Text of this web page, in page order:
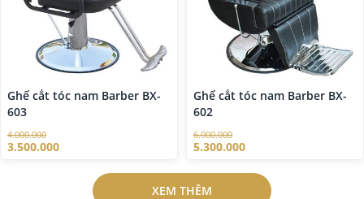
Ghế cắt tóc nam Barber BX-
603
4.000.000
3.500.000
Ghế cắt tóc nam Barber BX-
602
6.000.000
5.300.000
XEM THÊM